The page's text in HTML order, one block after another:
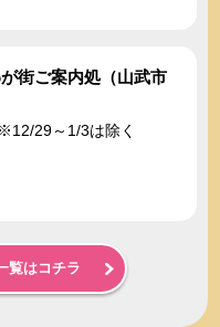
街ご案内処（山武市
29～1/3は除く
覧はコチラ